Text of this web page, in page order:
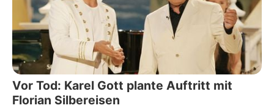
Vor Tod: Karel Gott plante Auftritt mit
Florian Silbereisen